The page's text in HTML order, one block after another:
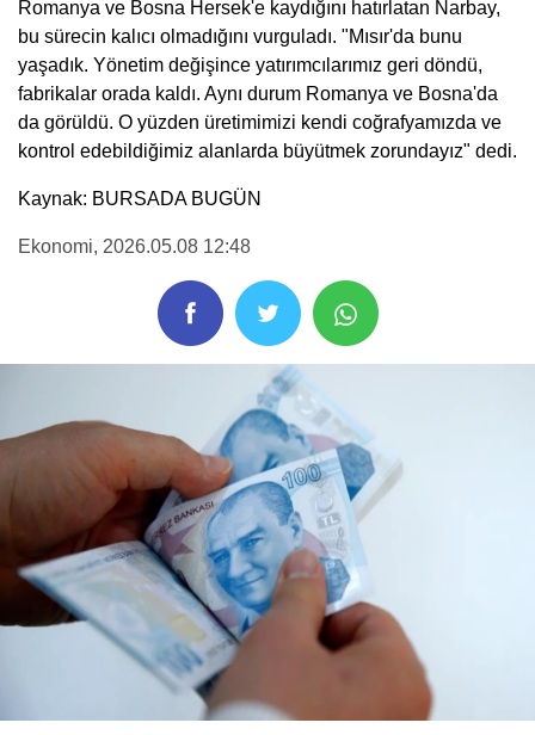
Romanya ve Bosna Hersek'e kaydığını hatırlatan Narbay,
bu sürecin kalıcı olmadığını vurguladı. "Mısır'da bunu
yaşadık. Yönetim değişince yatırımcılarımız geri döndü,
fabrikalar orada kaldı. Aynı durum Romanya ve Bosna'da
da görüldü. O yüzden üretimimizi kendi coğrafyamızda ve
kontrol edebildiğimiz alanlarda büyütmek zorundayız" dedi.
Kaynak: BURSADA BUGÜN
Ekonomi, 2026.05.08 12:48